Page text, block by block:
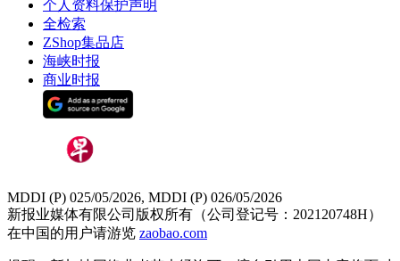
个人资料保护声明
全检索
ZShop集品店
海峡时报
商业时报
MDDI (P) 025/05/2026, MDDI (P) 026/05/2026
新报业媒体有限公司版权所有（公司登记号：202120748H）
在中国的用户请游览 zaobao.com